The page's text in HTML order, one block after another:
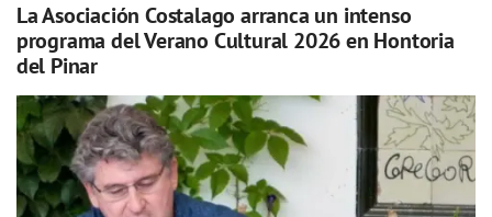
La Asociación Costalago arranca un intenso
programa del Verano Cultural 2026 en Hontoria
del Pinar